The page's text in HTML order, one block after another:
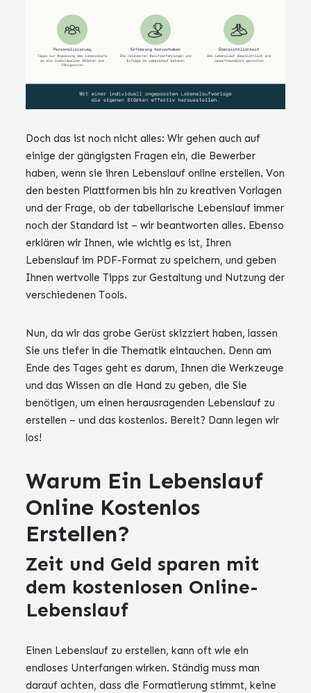
Doch das ist noch nicht alles: Wir gehen auch auf
einige der gängigsten Fragen ein, die Bewerber
haben, wenn sie ihren Lebenslauf online erstellen. Von
den besten Plattformen bis hin zu kreativen Vorlagen
und der Frage, ob der tabellarische Lebenslauf immer
noch der Standard ist – wir beantworten alles. Ebenso
erklären wir Ihnen, wie wichtig es ist, Ihren
Lebenslauf im PDF-Format zu speichern, und geben
Ihnen wertvolle Tipps zur Gestaltung und Nutzung der
verschiedenen Tools.
Nun, da wir das grobe Gerüst skizziert haben, lassen
Sie uns tiefer in die Thematik eintauchen. Denn am
Ende des Tages geht es darum, Ihnen die Werkzeuge
und das Wissen an die Hand zu geben, die Sie
benötigen, um einen herausragenden Lebenslauf zu
erstellen – und das kostenlos. Bereit? Dann legen wir
los!
Warum Ein Lebenslauf
Online Kostenlos
Erstellen?
Zeit und Geld sparen mit
dem kostenlosen Online-
Lebenslauf
Einen Lebenslauf zu erstellen, kann oft wie ein
endloses Unterfangen wirken. Ständig muss man
darauf achten, dass die Formatierung stimmt, keine